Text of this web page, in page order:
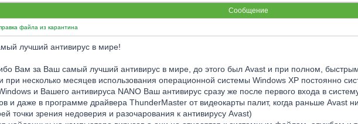
Сообщение
файла из карантина
лучший антивирус в мире!
Вам за Ваш самый лучший антивирус в мире, до этого был Avast и при полном,
при несколько месяцев использования операционной системы Windows XP постоянно
и Вашего антивируса NANO Ваш антивирус сразу же после первого входа в
и даже в программе драйвера ThunderMaster от видеокарты палит, когда раньше Avast
точки зрения недоверия и разочарования к антивирусу Avast)